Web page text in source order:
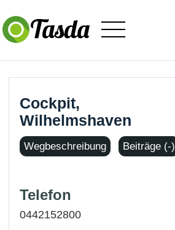
Cockpit,
Wilhelmshaven
Wegbeschreibung Beiträge (-)
Telefon
0442152800